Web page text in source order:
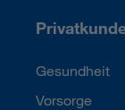
Gesundheit
Vorsorge